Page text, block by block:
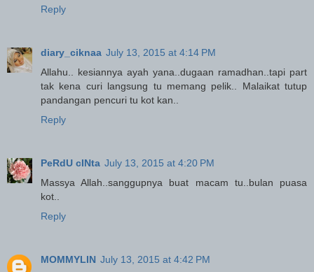
Reply
diary_ciknaa July 13, 2015 at 4:14 PM
Allahu.. kesiannya ayah yana..dugaan ramadhan..tapi part
tak kena curi langsung tu memang pelik.. Malaikat tutup
pandangan pencuri tu kot kan..
Reply
PeRdU cINta July 13, 2015 at 4:20 PM
Massya Allah..sanggupnya buat macam tu..bulan puasa
kot..
Reply
MOMMYLIN July 13, 2015 at 4:42 PM